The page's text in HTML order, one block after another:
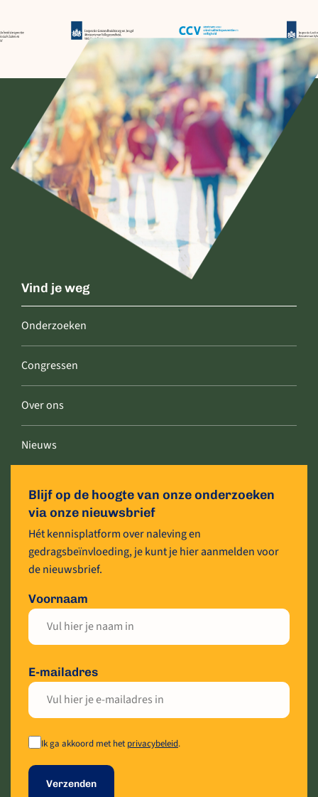
Vind je weg
Onderzoeken
Congressen
Over ons
Nieuws
Blijf op de hoogte van onze onderzoeken
via onze nieuwsbrief
Hét kennisplatform over naleving en
gedragsbeïnvloeding, je kunt je hier aanmelden voor
de nieuwsbrief.
Voornaam
E-mailadres
Ik ga akkoord met hetprivacybeleid.
Verzenden